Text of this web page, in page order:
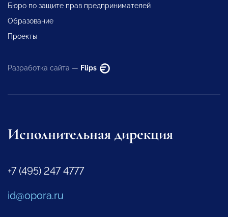
Бюро по защите прав предпринимателей
Образование
Проекты
Разработка сайта — Flips
Исполнительная дирекция
+7 (495) 247 4777
id@opora.ru